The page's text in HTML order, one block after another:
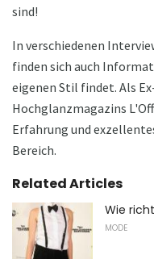
sind!
In verschiedenen
finden sich auch
eigenen Stil findet. Als
Hochglanzmagazins
Erfahrung und
Bereich.
Related Articles
Wie
MODE